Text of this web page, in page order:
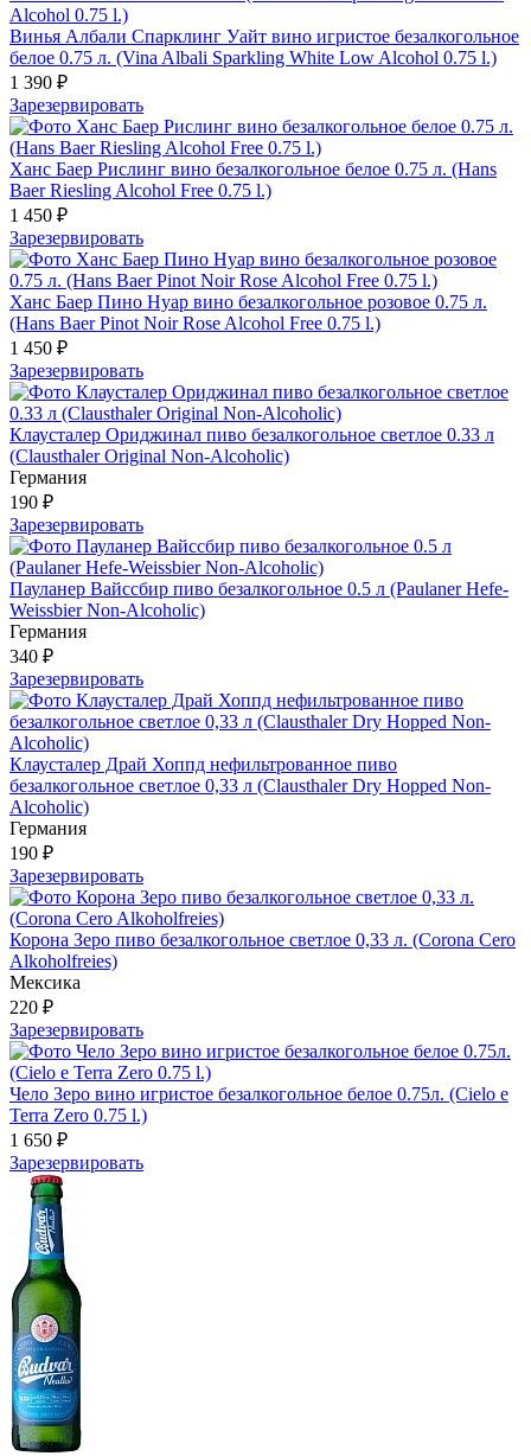
Винья Албали Спарклинг Уайт вино игристое безалкогольное
белое 0.75 л. (Vina Albali Sparkling White Low Alcohol 0.75 l.)
1 390 ₽
Зарезервировать
Ханс Баер Рислинг вино безалкогольное белое 0.75 л. (Hans
Baer Riesling Alcohol Free 0.75 l.)
1 450 ₽
Зарезервировать
Ханс Баер Пино Нуар вино безалкогольное розовое 0.75 л.
(Hans Baer Pinot Noir Rose Alcohol Free 0.75 l.)
1 450 ₽
Зарезервировать
Клаусталер Ориджинал пиво безалкогольное светлое 0.33 л
(Clausthaler Original Non-Alcoholic)
Германия
190 ₽
Зарезервировать
Пауланер Вайссбир пиво безалкогольное 0.5 л (Paulaner Hefe-
Weissbier Non-Alcoholic)
Германия
340 ₽
Зарезервировать
Клаусталер Драй Хоппд нефильтрованное пиво
безалкогольное светлое 0,33 л (Clausthaler Dry Hopped Non-
Alcoholic)
Германия
190 ₽
Зарезервировать
Корона Зеро пиво безалкогольное светлое 0,33 л. (Corona Cero
Alkoholfreies)
Мексика
220 ₽
Зарезервировать
Чело Зеро вино игристое безалкогольное белое 0.75л. (Cielo e
Terra Zero 0.75 l.)
1 650 ₽
Зарезервировать